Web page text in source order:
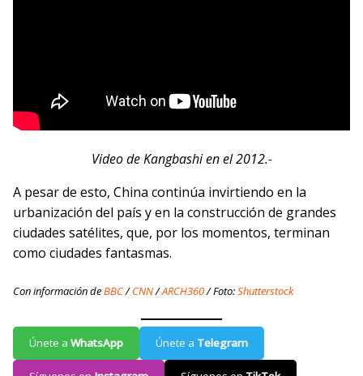
Video de Kangbashi en el 2012.-
A pesar de esto, China continúa invirtiendo en la
urbanización del país y en la construcción de grandes
ciudades satélites, que, por los momentos, terminan
como ciudades fantasmas.
Con información deBBC/CNN/ARCH360/ Foto:Shutterstock
Únete a WhatsApp Únete a Telegram